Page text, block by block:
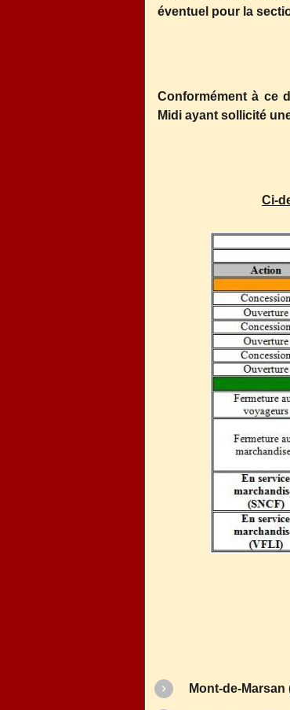
éventuel pour la
Conformément à ce
Midi ayant sollicité
Ci-
Mont-de-Marsan